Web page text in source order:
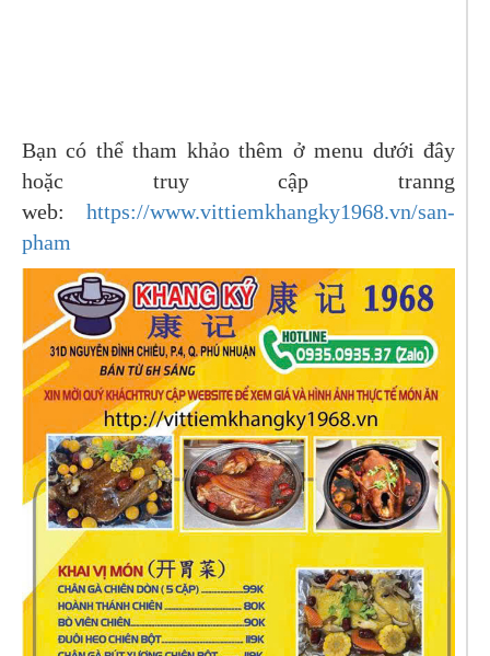
Bạn có thể tham khảo thêm ở menu dưới đây
hoặc truy cập tranng
web: https://www.vittiemkhangky1968.vn/san-
pham